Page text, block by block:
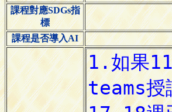
課程對應SDGs指
標
課程是否導入AI